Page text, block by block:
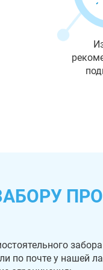
по почте у нашей